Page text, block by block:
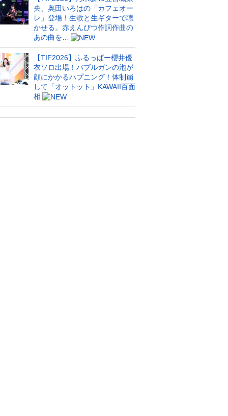
央、奥田いろはの「カフェオー
レ」登場！生歌と生ギターで聴
かせる。赤えんぴつ作詞作曲の
あの曲を…
【TIF2026】ふるっぱー櫻井優
衣ソロ出場！バブルガンの泡が
顔にかかるハプニング！体制崩
して「オットット」KAWAII百面
相